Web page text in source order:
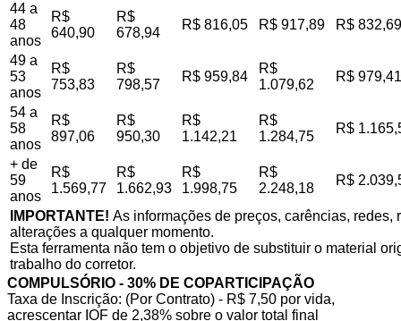
44 a
48
anos
R$
640,90
R$
678,94
R$ 816,05 R$ 917,89 R$ 832,69
49 a
53
anos
R$
753,83
R$
798,57
R$ 959,84
R$
1.079,62
R$ 979,41
54 a
58
anos
R$
897,06
R$
950,30
R$
1.142,21
R$
1.284,75
R$
+ de
59
anos
R$
1.569,77
R$
1.662,93
R$
1.998,75
R$
2.248,18
R$
IMPORTANTE! As informações de preços, carências,
alterações a qualquer momento.
Esta ferramenta não tem o objetivo de substituir o material
trabalho do corretor.
COMPULSÓRIO - 30% DE COPARTICIPAÇÃO
Taxa de Inscrição: (Por Contrato) - R$ 7,50 por vida,
acrescentar IOF de 2,38% sobre o valor total final